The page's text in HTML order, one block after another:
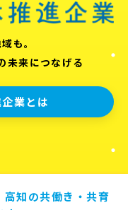
も。
未来につなげる
業とは
知の共働き・共育